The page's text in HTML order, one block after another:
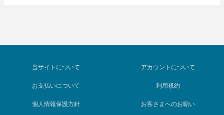
当サイトについて アカウントについて
お支払いについて 利用規約
個人情報保護方針 お客さまへのお願い